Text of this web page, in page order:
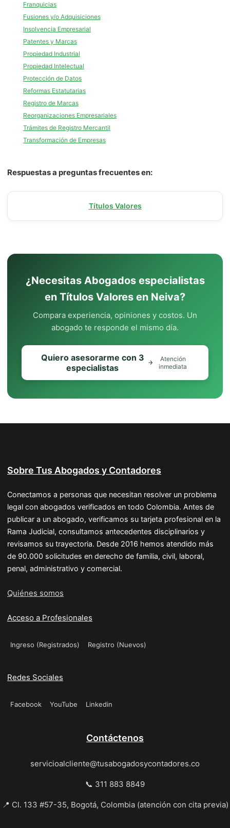
Franquicias
Fusiones y/o Adquisiciones
Insolvencia Empresarial
Patentes y Marcas
Propiedad Industrial
Propiedad Intelectual
Protección de Datos
Reformas Estatutarias
Registro de Marcas
Reorganizaciones Empresariales
Trámites de Registro Mercantil
Transformación de Empresas
Respuestas a preguntas frecuentes en:
Títulos Valores
¿Necesitas Abogados especialistas
en Títulos Valores en Neiva?
Compara experiencia, opiniones y costos. Un
abogado te responde el mismo día.
Quiero asesorarme con 3
especialistas
Atención
inmediata
Sobre Tus Abogados y Contadores
Conectamos a personas que necesitan resolver un problema
legal con abogados verificados en todo Colombia. Antes de
publicar a un abogado, verificamos su tarjeta profesional en la
Rama Judicial, consultamos antecedentes disciplinarios y
revisamos su trayectoria. Desde 2016 hemos atendido más
de 90.000 solicitudes en derecho de familia, civil, laboral,
penal, administrativo y comercial.
Quiénes somos
Acceso a Profesionales
Ingreso (Registrados) Registro (Nuevos)
Redes Sociales
Facebook YouTube Linkedin
Contáctenos
servicioalcliente@tusabogadosycontadores.co
📞 311 883 8849
📍 Cl. 133 #57-35, Bogotá, Colombia (atención con cita previa)